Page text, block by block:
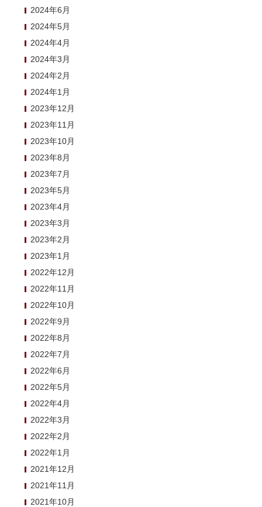
2024年6月
2024年5月
2024年4月
2024年3月
2024年2月
2024年1月
2023年12月
2023年11月
2023年10月
2023年8月
2023年7月
2023年5月
2023年4月
2023年3月
2023年2月
2023年1月
2022年12月
2022年11月
2022年10月
2022年9月
2022年8月
2022年7月
2022年6月
2022年5月
2022年4月
2022年3月
2022年2月
2022年1月
2021年12月
2021年11月
2021年10月